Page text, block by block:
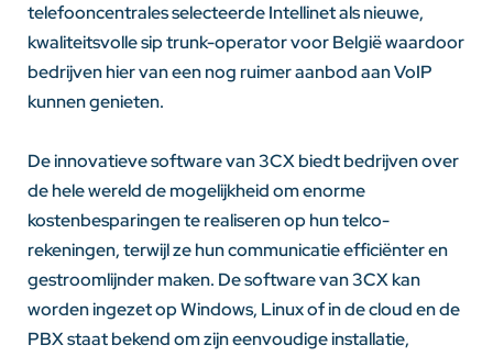
telefooncentrales selecteerde Intellinet als nieuwe,
kwaliteitsvolle sip trunk-operator voor België waardoor
bedrijven hier van een nog ruimer aanbod aan VoIP
kunnen genieten.
De innovatieve software van 3CX biedt bedrijven over
de hele wereld de mogelijkheid om enorme
kostenbesparingen te realiseren op hun telco-
rekeningen, terwijl ze hun communicatie efficiënter en
gestroomlijnder maken. De software van 3CX kan
worden ingezet op Windows, Linux of in de cloud en de
PBX staat bekend om zijn eenvoudige installatie,